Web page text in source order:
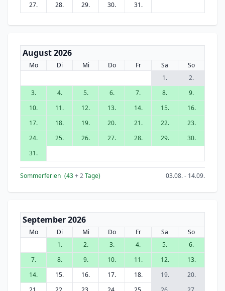
27.
28. 29. 30. 31.
August 2026
Mo Di Mi Do Fr Sa
So
1.
2.
3.
4. 5. 6. 7. 8.
9.
10.
11. 12. 13. 14. 15.
16.
17.
18. 19. 20. 21. 22.
23.
24.
25. 26. 27. 28. 29.
30.
31.
Sommerferien (43+ 2Tage) 03.08. - 14.09.
September 2026
Mo Di Mi Do Fr Sa
So
1.
2. 3. 4. 5.
6.
7.
8. 9. 10. 11. 12.
13.
14.
15. 16. 17. 18. 19.
20.